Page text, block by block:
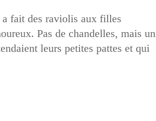
a fait des raviolis aux filles
Pas de chandelles, mais un
leurs petites pattes et qui